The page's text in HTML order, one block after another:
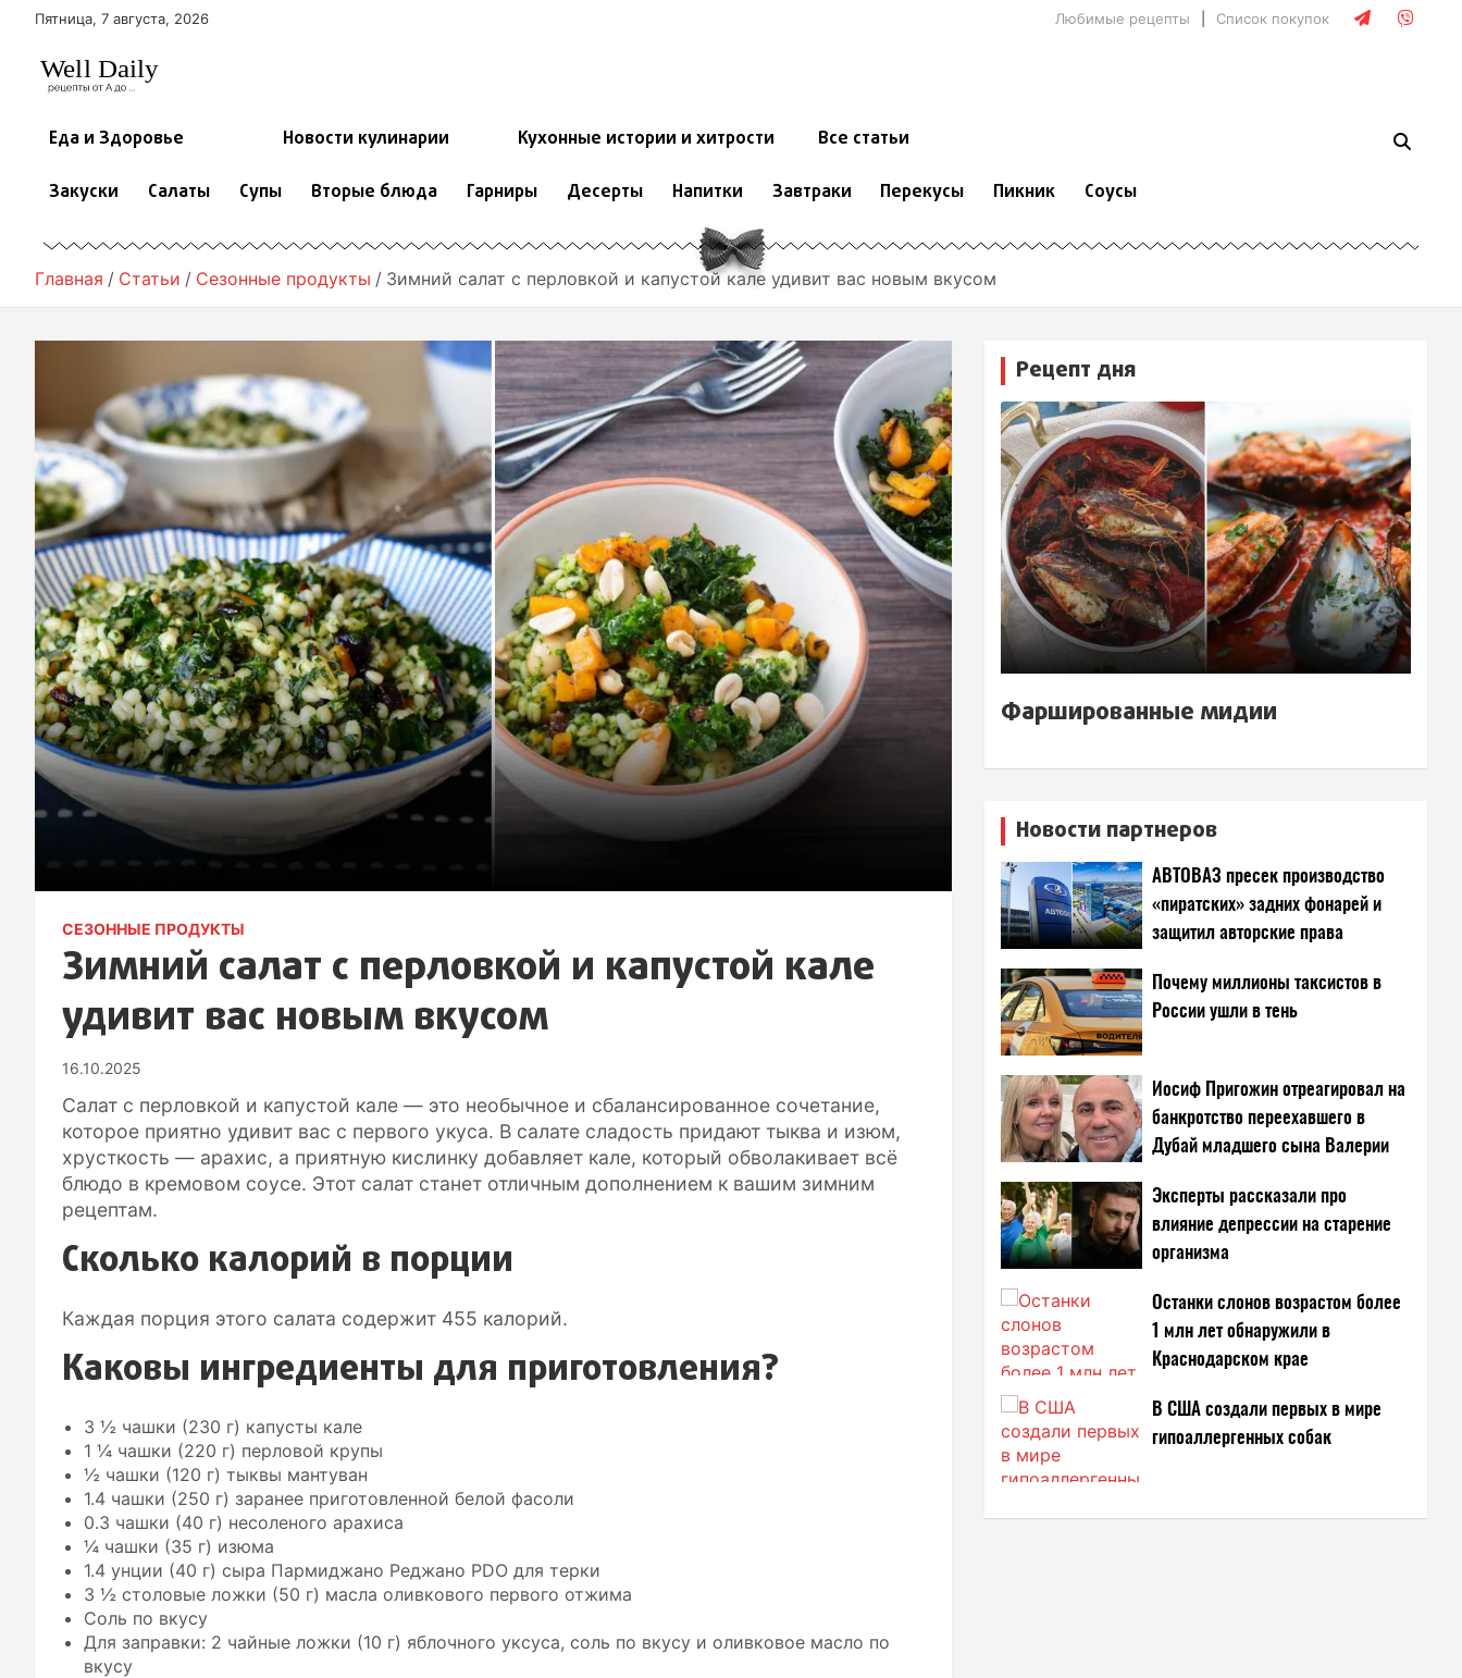
Пятница, 7 августа, 2026 Любимые рецепты Список покупок
Еда и Здоровье Новости кулинарии Кухонные истории и хитрости Все статьи
Закуски Салаты Супы Вторые блюда Гарниры Десерты Напитки Завтраки Перекусы Пикник Соусы
Главная Статьи Сезонные продукты Зимний салат с перловкой и капустой кале удивит вас новым вкусом
СЕЗОННЫЕ ПРОДУКТЫ
Зимний салат с перловкой и капустой кале
удивит вас новым вкусом
16.10.2025
Салат с перловкой и капустой кале — это необычное и сбалансированное сочетание,
которое приятно удивит вас с первого укуса. В салате сладость придают тыква и изюм,
хрусткость — арахис, а приятную кислинку добавляет кале, который обволакивает всё
блюдо в кремовом соусе. Этот салат станет отличным дополнением к вашим зимним
рецептам.
Сколько калорий в порции
Каждая порция этого салата содержит 455 калорий.
Каковы ингредиенты для приготовления?
3 ½ чашки (230 г) капусты кале
1 ¼ чашки (220 г) перловой крупы
½ чашки (120 г) тыквы мантуван
1.4 чашки (250 г) заранее приготовленной белой фасоли
0.3 чашки (40 г) несоленого арахиса
¼ чашки (35 г) изюма
1.4 унции (40 г) сыра Пармиджано Реджано PDO для терки
3 ½ столовые ложки (50 г) масла оливкового первого отжима
Соль по вкусу
Для заправки: 2 чайные ложки (10 г) яблочного уксуса, соль по вкусу и оливковое масло по
вкусу
Рецепт дня
Фаршированные мидии
Новости партнеров
АВТОВАЗ пресек производство
«пиратских» задних фонарей и
защитил авторские права
Почему миллионы таксистов в
России ушли в тень
Иосиф Пригожин отреагировал на
банкротство переехавшего в
Дубай младшего сына Валерии
Эксперты рассказали про
влияние депрессии на старение
организма
Останки слонов возрастом более
1 млн лет обнаружили в
Краснодарском крае
В США создали первых в мире
гипоаллергенных собак